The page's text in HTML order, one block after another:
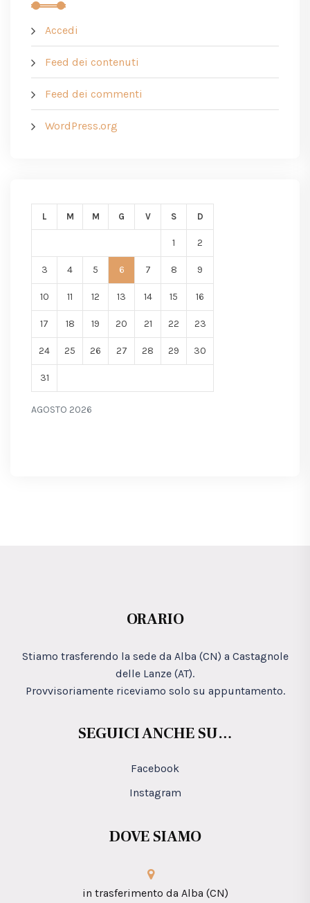
Accedi
Feed dei contenuti
Feed dei commenti
WordPress.org
AGOSTO 2026
L M M G V S D
1 2
3 4 5 6 7 8 9
10 11 12 13 14 15 16
17 18 19 20 21 22 23
24 25 26 27 28 29 30
31
ORARIO
Stiamo trasferendo la sede da Alba (CN) a Castagnole
delle Lanze (AT).
Provvisoriamente riceviamo solo su appuntamento.
SEGUICI ANCHE SU…
Facebook
Instagram
DOVE SIAMO
in trasferimento da Alba (CN)